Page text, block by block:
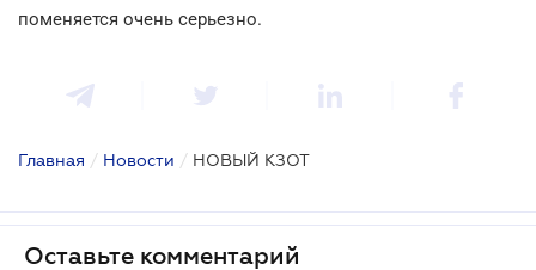
поменяется очень серьезно.
Главная / Новости / НОВЫЙ КЗОТ
Оставьте комментарий